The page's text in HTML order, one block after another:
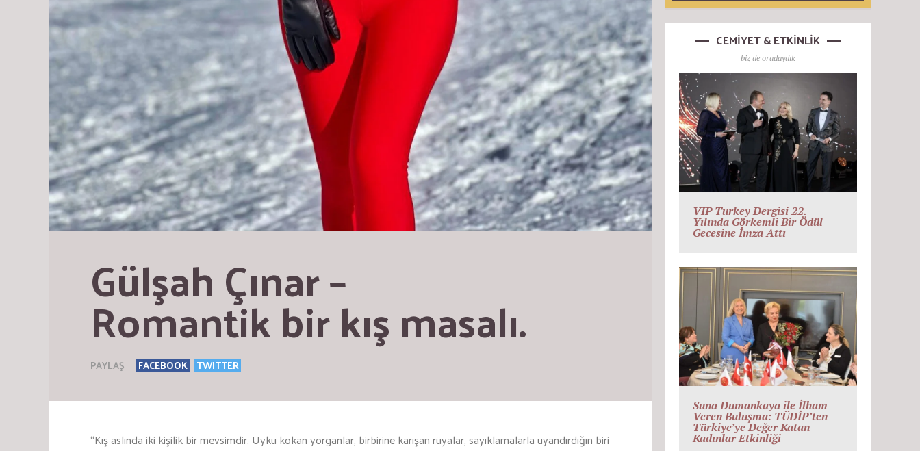
Gülşah Çınar –
Romantik bir kış masalı.
PAYLAŞ FACEBOOK TWITTER
“Kış aslında iki kişilik bir mevsimdir. Uyku kokan yorganlar, birbirine karışan rüyalar, sayıklamalarla uyandırdığın biri
CEMİYET & ETKİNLİK
biz de oradaydık
VIP Turkey Dergisi 22.
Yılında Görkemli Bir Ödül
Gecesine İmza Attı
Suna Dumankaya ile İlham
Veren Buluşma: TÜDİP’ten
Türkiye’ye Değer Katan
Kadınlar Etkinliği